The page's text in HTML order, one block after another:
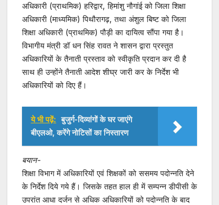
अधिकारी (प्राथमिक) हरिद्वार, हिमांशु नौगांई को जिला शिक्षा
अधिकारी (माध्यमिक) पिथौरागढ़, तथा अंशुल बिष्ट को जिला
शिक्षा अधिकारी (प्राथमिक) पौड़ी का दायित्व सौंपा गया है।
विभागीय मंत्री डॉ धन सिंह रावत ने शासन द्वारा प्रस्तुत
अधिकारियों के तैनाती प्रस्ताव को स्वीकृति प्रदान कर दी है
साथ ही उन्होंने तैनाती आदेश शीघ्र जारी कर के निर्देश भी
अधिकारियों को दिए हैं।
ये भी पढ़ें: बुजुर्ग-दिव्यांगों के घर जाएंगे
बीएलओ, करेंगे नोटिसों का निस्तारण
बयान-
शिक्षा विभाग में अधिकारियों एवं शिक्षकों को ससमय पदोन्नति देने
के निर्देश दिये गये हैं। जिसके तहत हाल ही में सम्पन्न डीपीसी के
उपरांत आधा दर्जन से अधिक अधिकारियों को पदोन्नति के बाद